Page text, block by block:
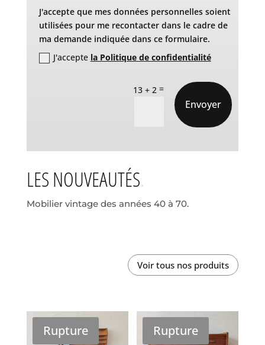
J'accepte que mes données personnelles soient
utilisées pour me recontacter dans le cadre de
ma demande indiquée dans ce formulaire.
J'accepte la Politique de confidentialité
13 + 2 =
Envoyer
LES NOUVEAUTÉS
Mobilier vintage des années 40 à 70.
Voir tous nos produits
Rupture Rupture